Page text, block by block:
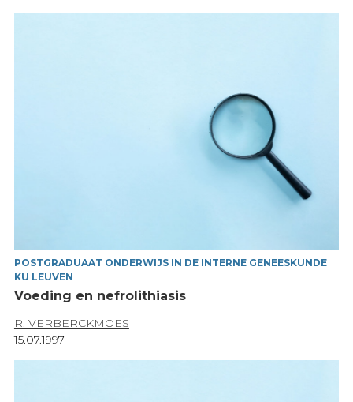
POSTGRADUAAT ONDERWIJS IN DE INTERNE GENEESKUNDE
KU LEUVEN
Voeding en nefrolithiasis
R. VERBERCKMOES
15.07.1997